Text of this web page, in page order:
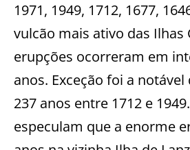
1971, 1949, 1712, 1677,
vulcão mais ativo das Ilhas
erupções ocorreram em
anos. Exceção foi a
237 anos entre 1712 e
especulam que a enorme